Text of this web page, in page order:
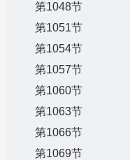
第1048节
第1051节
第1054节
第1057节
第1060节
第1063节
第1066节
第1069节